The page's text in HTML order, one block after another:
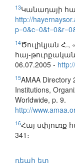
13Կանադայի
http://
14Ծուլիկյան
հայ-
06.07.2005 -
15AMAA Directory
Institutions,
Worldwide, p. 9.
http://
16Հայ սփյուռք
341։
դեպի ետ